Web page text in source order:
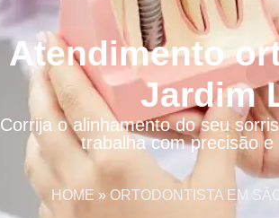
Atendimento
Jardim
Corrija o alinhamento do seu
trabalha com precisão
HOME » ORTODONTISTA EM